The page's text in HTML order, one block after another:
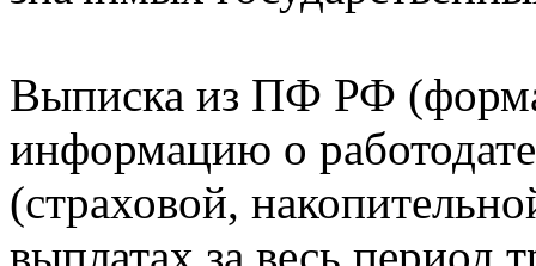
Выписка из ПФ РФ
информацию о
(страховой,
выплатах за весь период